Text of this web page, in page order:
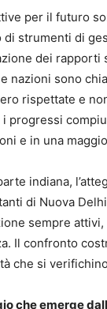
per il futuro
di strumenti di
dei rapporti
nazioni sono
rispettate e
progressi
e in una
indiana,
di Nuova
sempre
Il confronto
che si
che emerge